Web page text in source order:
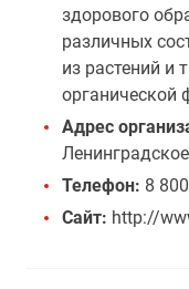
здорового
различных
из растений и
органической
Адрес
Телефон: 8
Сайт: http://